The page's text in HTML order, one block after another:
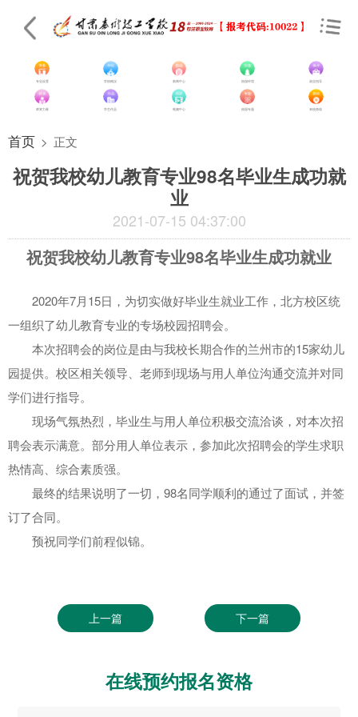
专业设置 学校概况 新闻中心 校园环境 就业指导
师资力量 学生作品 视频中心 校园专题 来校路线
首页 > 正文
祝贺我校幼儿教育专业98名毕业生成功就
业
2021-07-15 04:37:00
祝贺我校幼儿教育专业98名毕业生成功就业
2020年7月15日，为切实做好毕业生就业工作，北方校区统
一组织了幼儿教育专业的专场校园招聘会。
本次招聘会的岗位是由与我校长期合作的兰州市的15家幼儿
园提供。校区相关领导、老师到现场与用人单位沟通交流并对同
学们进行指导。
现场气氛热烈，毕业生与用人单位积极交流洽谈，对本次招
聘会表示满意。部分用人单位表示，参加此次招聘会的学生求职
热情高、综合素质强。
最终的结果说明了一切，98名同学顺利的通过了面试，并签
订了合同。
预祝同学们前程似锦。
上一篇 下一篇
在线预约报名资格